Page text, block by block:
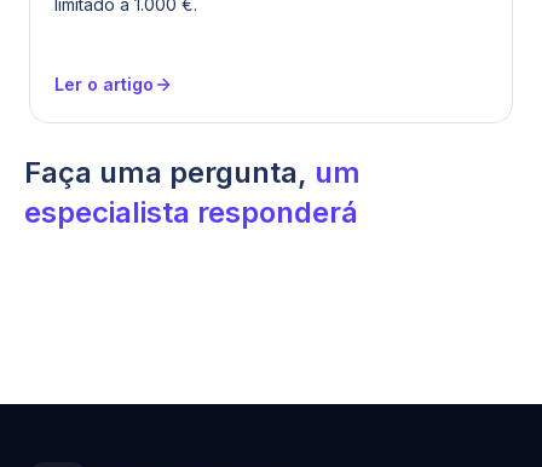
limitado a 1.000 €.
Ler o artigo
Faça uma pergunta, um
especialista responderá